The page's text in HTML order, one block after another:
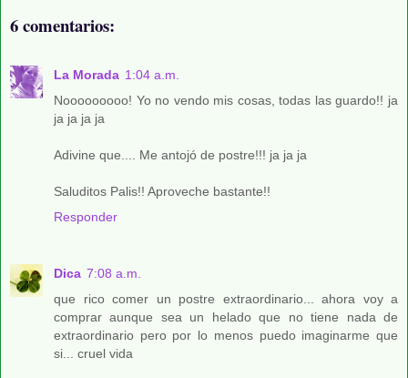
6 comentarios:
La Morada 1:04 a.m.
Nooooooooo! Yo no vendo mis cosas, todas las guardo!! ja
ja ja ja ja
Adivine que.... Me antojó de postre!!! ja ja ja
Saluditos Palis!! Aproveche bastante!!
Responder
Dica 7:08 a.m.
que rico comer un postre extraordinario... ahora voy a
comprar aunque sea un helado que no tiene nada de
extraordinario pero por lo menos puedo imaginarme que
si... cruel vida